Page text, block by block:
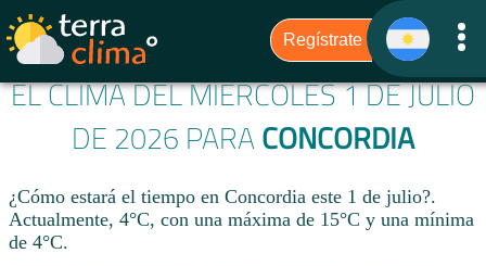
EL CLIMA DEL MIÉRCOLES 1 DE JULIO
DE 2026 PARA CONCORDIA
¿Cómo estará el tiempo en Concordia este 1 de julio?.
Actualmente, 4°C, con una máxima de 15°C y una mínima
de 4°C.